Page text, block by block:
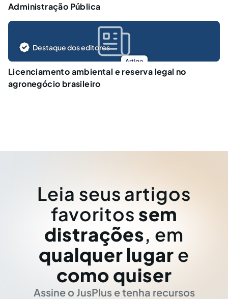
Administração Pública
Artigo
Destaque dos editores
Licenciamento ambiental e reserva legal no
agronegócio brasileiro
Leia seus artigos
favoritos sem
distrações, em
qualquer lugar e
como quiser
Assine o JusPlus e tenha recursos